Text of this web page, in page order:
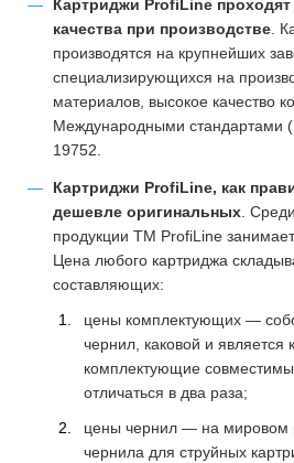
Картриджи ProfiLine проходят
качества при производстве .
производятся на крупнейших
специализирующихся на
материалов, высокое качество
Международными стандартами
19752.
Картриджи ProfiLine, как
дешевле оригинальных .
продукции ТМ ProfiLine
Цена любого картриджа
составляющих:
цены комплектующих —
чернил, каковой и является
комплектующие
отличаться в два раза;
цены чернил — на мировом
чернила для струйных